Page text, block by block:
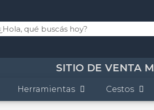
SITIO DE VENTA
Herramientas Cestos